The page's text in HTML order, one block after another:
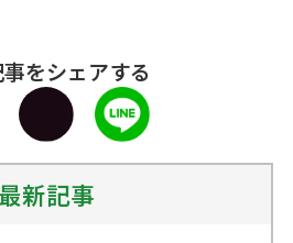
をシェアする
最新記事